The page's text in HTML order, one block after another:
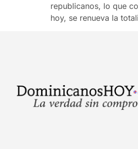
republicanos, lo que
hoy, se renueva la